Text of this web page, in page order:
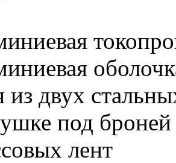
двух
под броней
лент